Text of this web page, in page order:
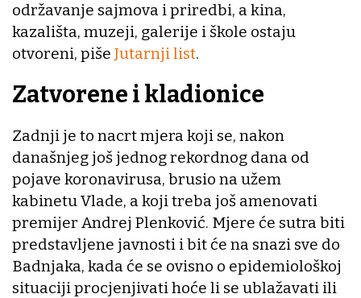
održavanje sajmova i priredbi, a kina,
kazališta, muzeji, galerije i škole ostaju
otvoreni, piše Jutarnji list.
Zatvorene i kladionice
Zadnji je to nacrt mjera koji se, nakon
današnjeg još jednog rekordnog dana od
pojave koronavirusa, brusio na užem
kabinetu Vlade, a koji treba još amenovati
premijer Andrej Plenković. Mjere će sutra biti
predstavljene javnosti i bit će na snazi sve do
Badnjaka, kada će se ovisno o epidemiološkoj
situaciji procjenjivati hoće li se ublažavati ili